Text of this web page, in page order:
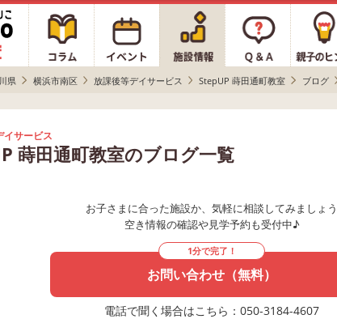
県 横浜市南区 放課後等デイサービス StepUP 蒔田通町教室 ブログ
イサービス
蒔田通町教室のブログ一覧
お子さまに合った施設か、気軽に相談してみましょう
空き情報の確認や見学予約も受付中♪
1分で完了！
お問い合わせ（無料）
電話で聞く場合はこちら：050-3184-4607